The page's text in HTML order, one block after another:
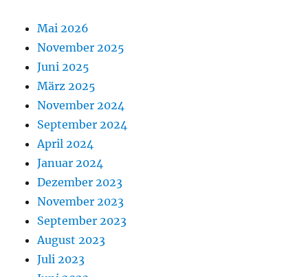
Mai 2026
November 2025
Juni 2025
März 2025
November 2024
September 2024
April 2024
Januar 2024
Dezember 2023
November 2023
September 2023
August 2023
Juli 2023